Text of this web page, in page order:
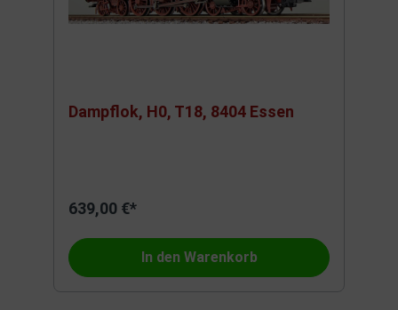
Dampflok, H0, T18, 8404 Essen
639,00 €*
In den Warenkorb